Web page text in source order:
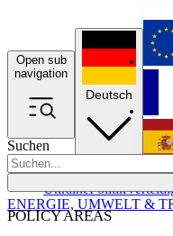
Open sub
navigation
Suchen
POLICY AREAS
UkrainePolitik
Deutsch
ENERGIE, UMWELT &